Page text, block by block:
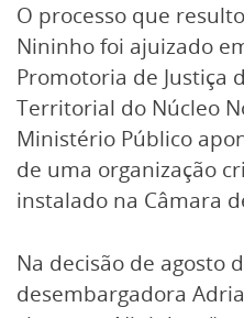
O processo que
Nininho foi ajuizado
Promotoria de Justiça
Territorial do Núcleo
Ministério Público
de uma organização
instalado na Câmara
Na decisão de agosto
desembargadora